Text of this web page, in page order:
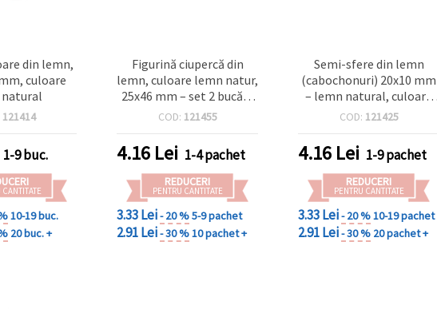
din lemn,
culoare
121414
1-9 buc.
CANTITATE
10-19 buc.
20 buc. +
Figurină ciupercă din
lemn, culoare lemn natur,
25x46 mm – set 2 bucăți,
hobby & craft DIY
COD: 121455
4.16 Lei 1-4 pachet
REDUCERI
PENTRU CANTITATE
3.33 Lei- 20 %5-9 pachet
2.91 Lei- 30 %10 pachet +
Semi-sfere din lemn
(cabochonuri) 20x10 mm
– lemn natural, culoare
natur, suprafață netedă,
decorațiuni, DIY & craft
COD: 121425
4.16 Lei 1-9 pachet
REDUCERI
PENTRU CANTITATE
3.33 Lei- 20 %10-19 pachet
2.91 Lei- 30 % 20 pachet +